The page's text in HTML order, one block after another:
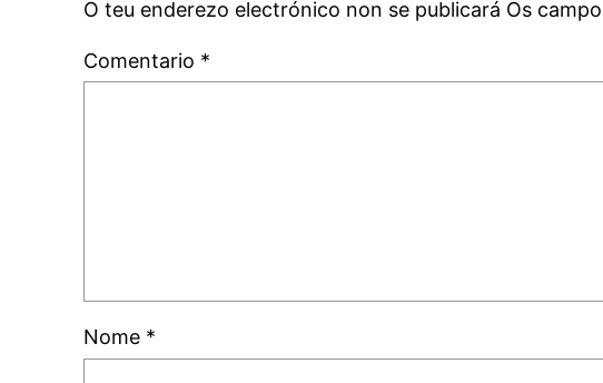
O teu enderezo electrónico non se publicará Os
Comentario *
Nome *